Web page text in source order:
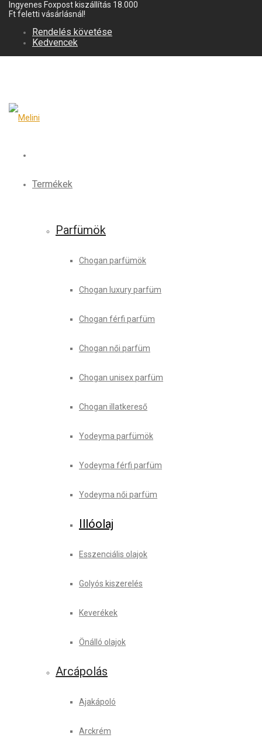
Ingyenes Foxpost kiszállítás 18.000
Ft feletti vásárlásnál!
Rendelés követése
Kedvencek
Termékek
Parfümök
Chogan parfümök
Chogan luxury parfüm
Chogan férfi parfüm
Chogan női parfüm
Chogan unisex parfüm
Chogan illatkereső
Yodeyma parfümök
Yodeyma férfi parfüm
Yodeyma női parfüm
Illóolaj
Esszenciális olajok
Golyós kiszerelés
Keverékek
Önálló olajok
Arcápolás
Ajakápoló
Arckrém